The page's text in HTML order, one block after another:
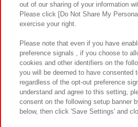
プライバシーポリシー ウェブアクセ
お取引先さまとともに
カスタマーハラスメント対応方針 よく
©Bandai Namco
out of our sharing of your information
Please click [Do Not Share My
exercise your right.
Please note that even if you have
preference signals , if you choose to
cookies and other identifiers on the
you will be deemed to have consented
regardless of the opt-out preference
understand and agree to this setting,
consent on the following setup banner
below, then click 'Save Settings' and